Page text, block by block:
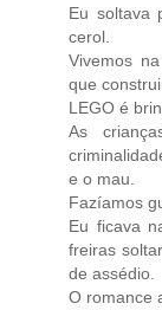
Eu soltava
cerol.
Vivemos
que
LEGO é
As
e o mau.
Fazíamos
Eu ficava
freiras
de assédio.
O romance